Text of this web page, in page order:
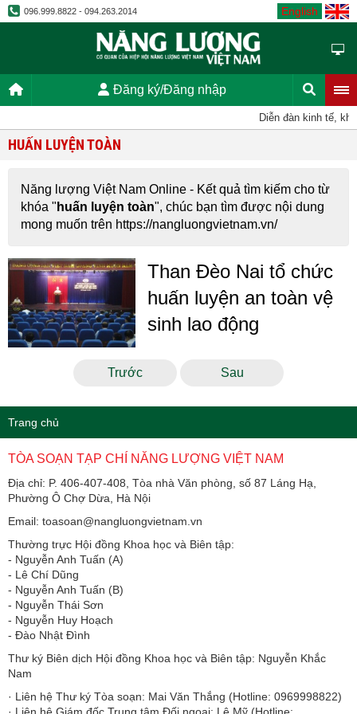
096.999.8822 - 094.263.2014 English
Đăng ký/Đăng nhập
Diễn đàn kinh tế,
HUẤN LUYỆN TOÀN
Năng lượng Việt Nam Online - Kết quả tìm kiếm cho từ
khóa " huấn luyện toàn", chúc bạn tìm được nội dung
mong muốn trên https://nangluongvietnam.vn/
Than Đèo Nai tổ chức
huấn luyện an toàn vệ
sinh lao động
Trước Sau
Trang chủ
TÒA SOẠN TẠP CHÍ NĂNG LƯỢNG VIỆT NAM
Địa chỉ: P. 406-407-408, Tòa nhà Văn phòng, số 87 Láng Hạ,
Phường Ô Chợ Dừa, Hà Nội
Email: toasoan@nangluongvietnam.vn
Thường trực Hội đồng Khoa học và Biên tập:
​​​​​​- Nguyễn Anh Tuấn (A)
- Lê Chí Dũng
- Nguyễn Anh Tuấn (B)
- Nguyễn Thái Sơn
- Nguyễn Huy Hoạch
- Đào Nhật Đình
Thư ký Biên dịch Hội đồng Khoa học và Biên tập: Nguyễn Khắc
Nam
· Liên hệ Thư ký Tòa soạn: Mai Văn Thắng (Hotline: 0969998822)